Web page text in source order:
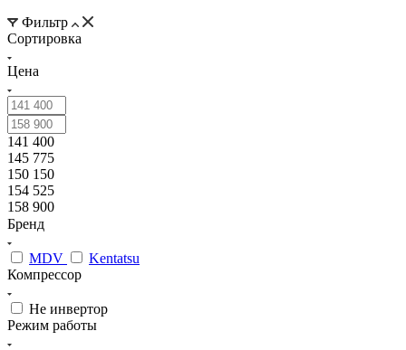
Фильтр
Сортировка
Цена
141 400
145 775
150 150
154 525
158 900
Бренд
MDV
Kentatsu
Компрессор
Не инвертор
Режим работы